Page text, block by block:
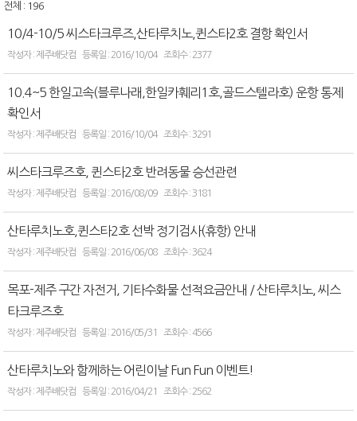
전체 : 196
10/4-10/5 씨스타크루즈,산타루치노,퀸스타2호 결항 확인서
제주배닷컴 2016/10/04 2377
10.4~5 한일고속(블루나래,한일카훼리1호,골드스텔라호) 운항 통제
확인서
제주배닷컴 2016/10/04 3291
씨스타크루즈호, 퀸스타2호 반려동물 승선관련
제주배닷컴 2016/08/09 3181
산타루치노호,퀸스타2호 선박 정기검사(휴항) 안내
제주배닷컴 2016/06/08 3624
목포-제주 구간 자전거, 기타수화물 선적요금안내 / 산타루치노, 씨스
타크루즈호
제주배닷컴 2016/05/31 4566
산타루치노와 함께하는 어린이날 Fun Fun 이벤트!
제주배닷컴 2016/04/21 2562